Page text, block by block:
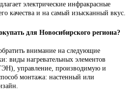
электрические инфракрасные
качества и на самый изысканный вкус.
для Новосибирского региона?
внимание на следующие
виды нагревательных элементов
управление, производимую и
монтажа: настенный или